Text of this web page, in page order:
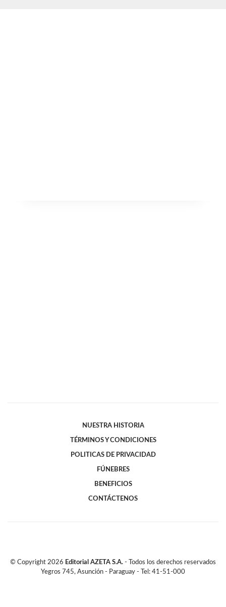
NUESTRA HISTORIA
TÉRMINOS Y CONDICIONES
POLITICAS DE PRIVACIDAD
FÚNEBRES
BENEFICIOS
CONTÁCTENOS
© Copyright 2026 Editorial AZETA S.A. - Todos los derechos reservados
Yegros 745, Asunción - Paraguay - Tel: 41-51-000